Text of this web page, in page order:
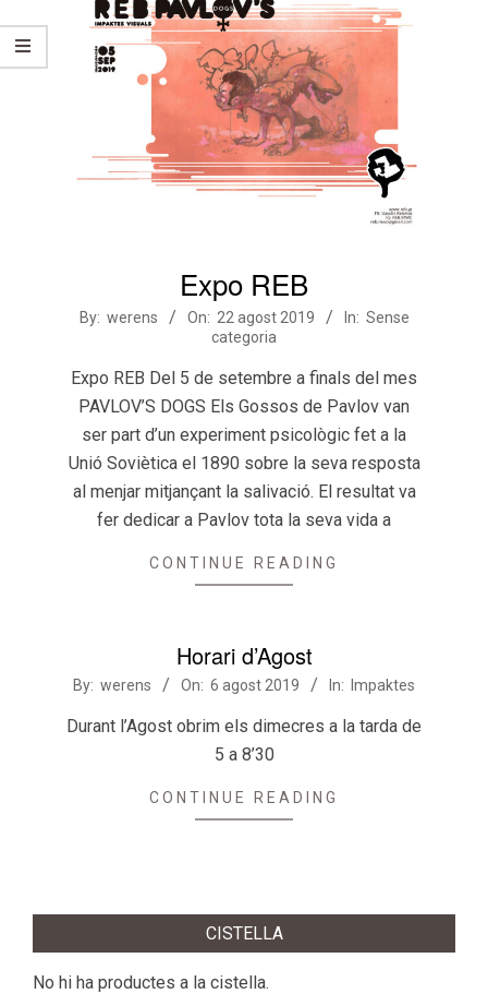
Expo REB
2019-
22
By: werens On: 22 agost 2019 In: Sense
categoria
Expo REB Del 5 de setembre a finals del mes
PAVLOV’S DOGS Els Gossos de Pavlov van
ser part d’un experiment psicològic fet a la
Unió Soviètica el 1890 sobre la seva resposta
al menjar mitjançant la salivació. El resultat va
fer dedicar a Pavlov tota la seva vida a
CONTINUE READING
Horari d’Agost
2019-
06
By: werens On: 6 agost 2019 In: Impaktes
Durant l’Agost obrim els dimecres a la tarda de
5 a 8’30
CONTINUE READING
CISTELLA
No hi ha productes a la cistella.